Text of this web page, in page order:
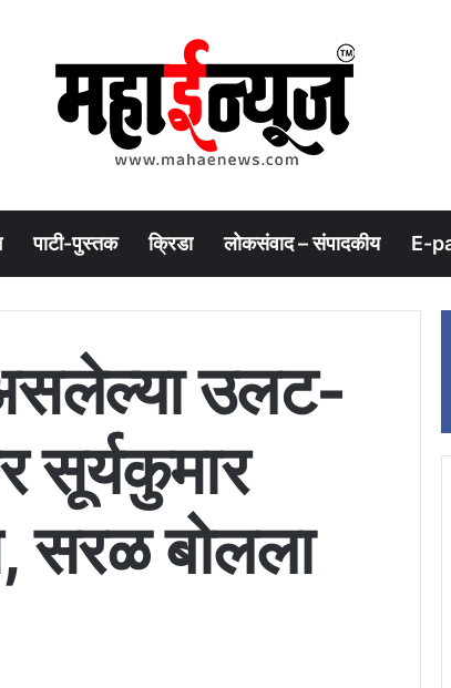
पाटी-पुस्तक क्रिडा लोकसंवाद – संपादकीय E-
उलट-
सूर्यकुमार
सरळ बोलला